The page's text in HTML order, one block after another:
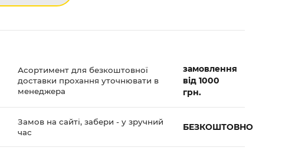
Асортимент для безкоштовної
доставки прохання уточнювати в
менеджера
замовлення
від 1000
грн.
Замов на сайті, забери - у зручний
час
БЕЗКОШТОВНО